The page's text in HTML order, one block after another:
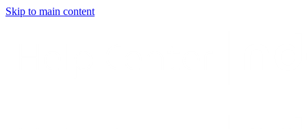
Skip to main content